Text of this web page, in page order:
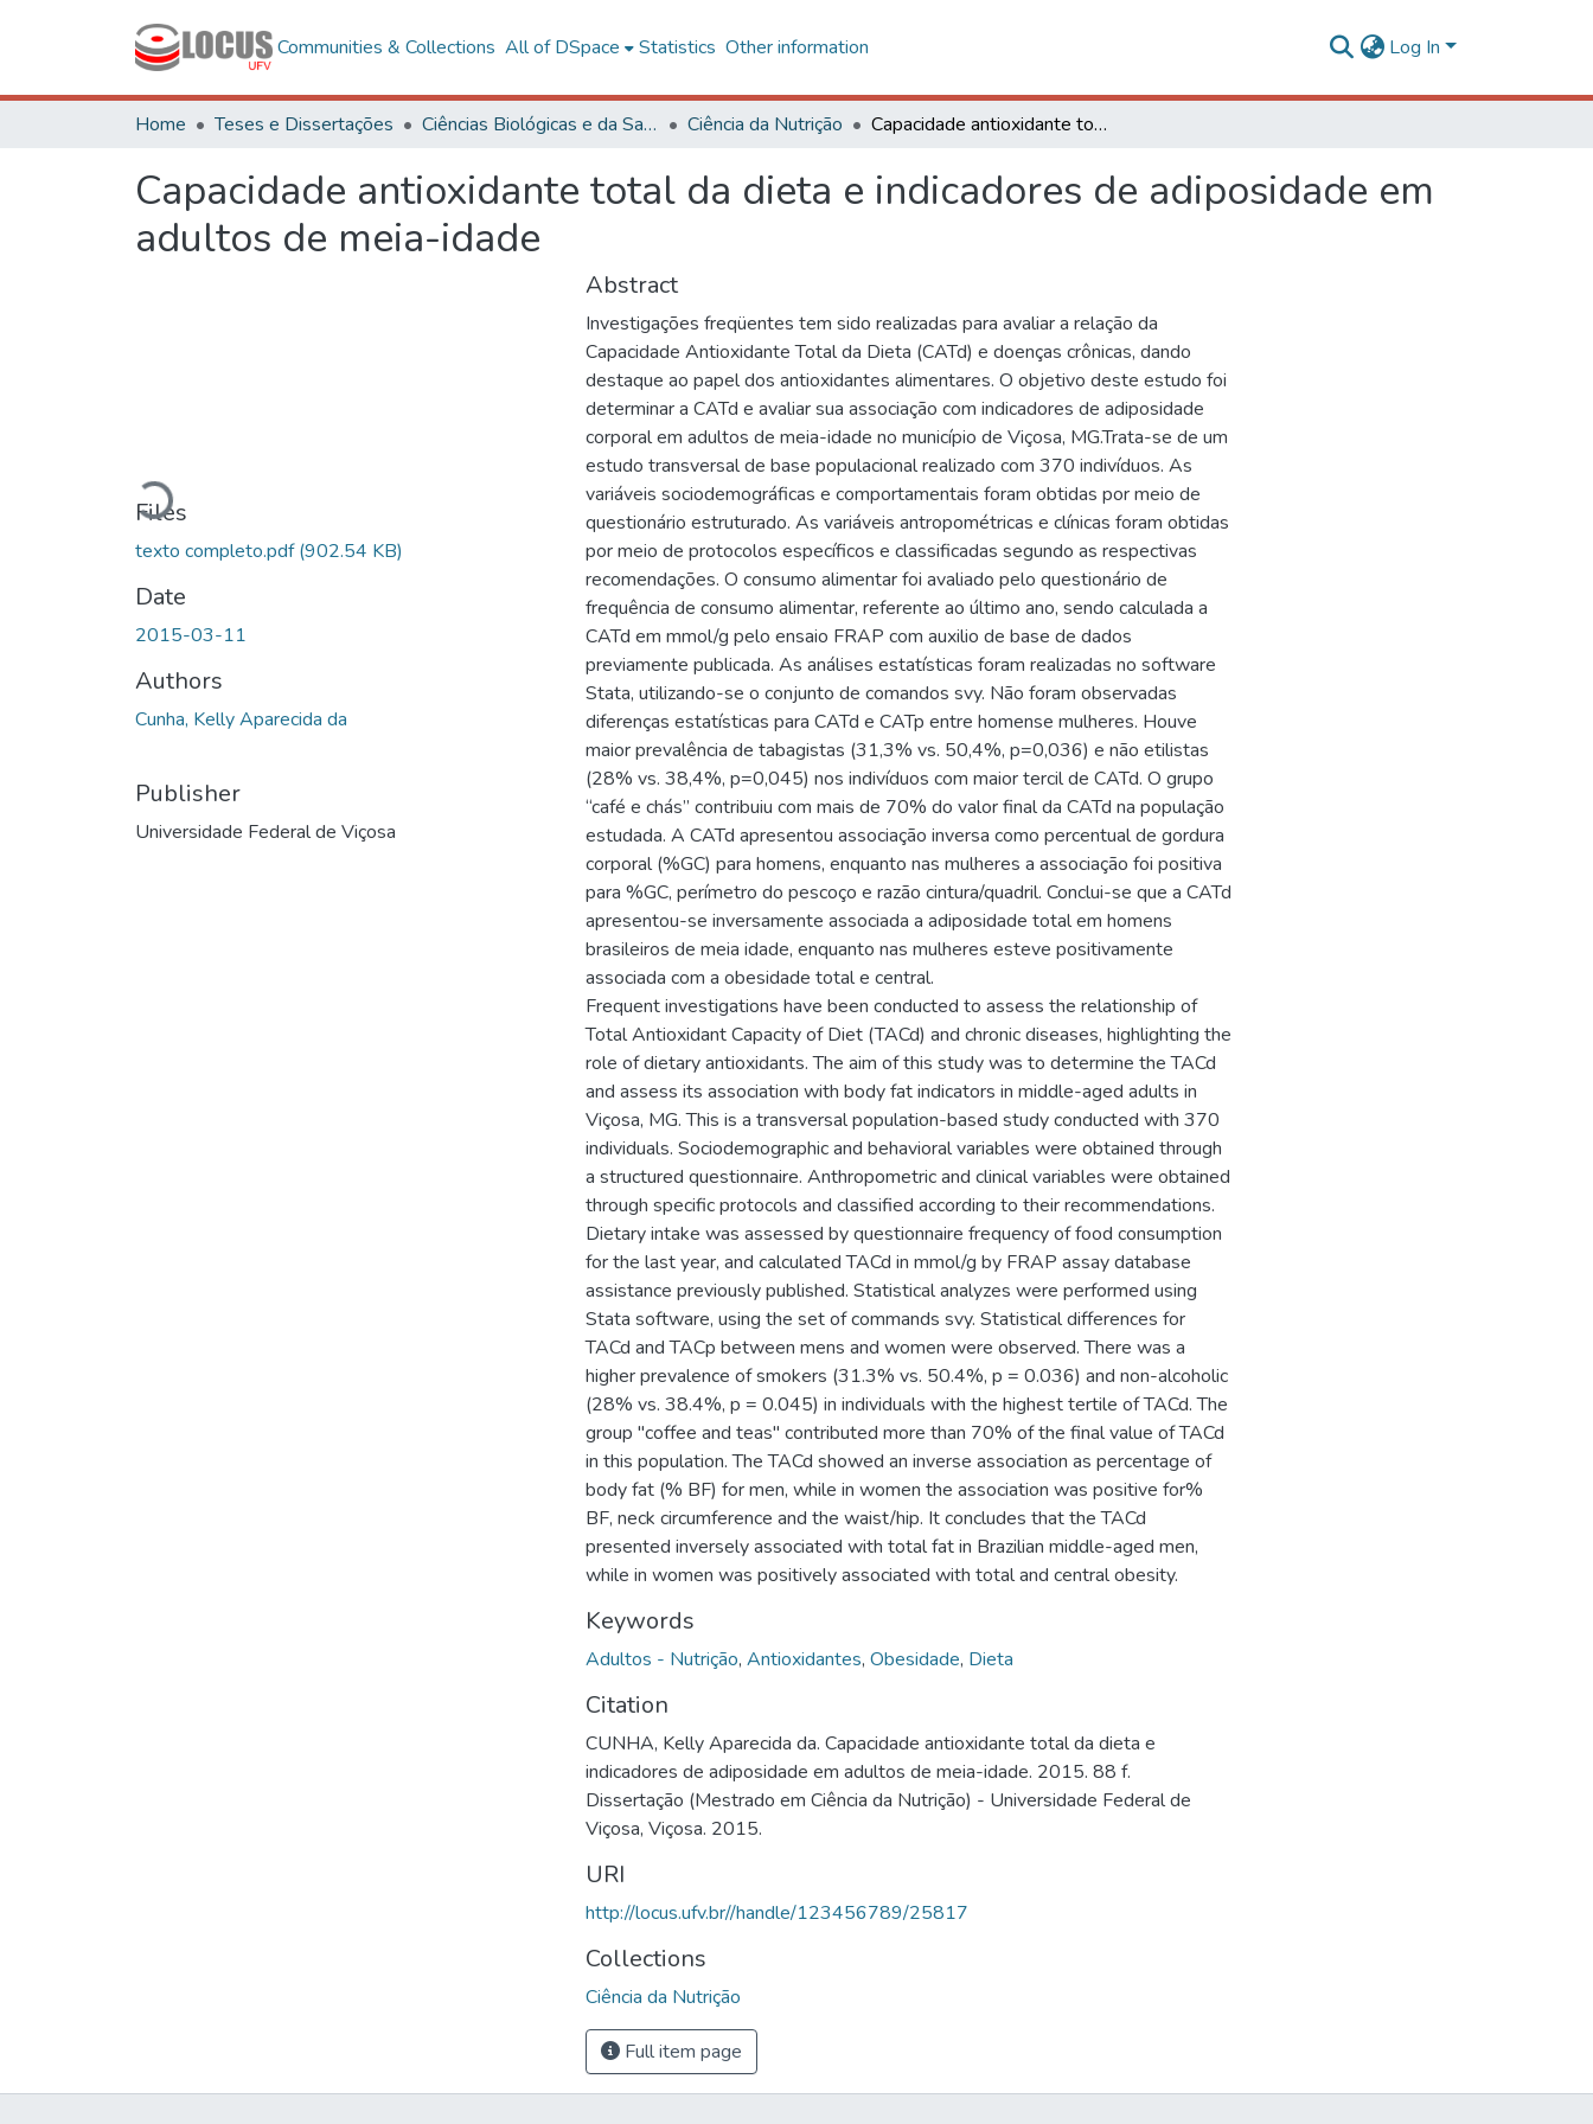
Communities & Collections All of DSpace Statistics Other information Log In
Home Teses e Dissertações Ciências Biológicas e da Saúde Ciência da Nutrição Capacidade antioxidante total da dieta e indicadores de adiposidade em adultos de meia-idade
Capacidade antioxidante total da dieta e indicadores de adiposidade em
adultos de meia-idade
Loading...
Files
texto completo.pdf(902.54 KB)
Date
2015-03-11
Authors
Cunha, Kelly Aparecida da
Publisher
Universidade Federal de Viçosa
Abstract
Investigações freqüentes tem sido realizadas para avaliar a relação da
Capacidade Antioxidante Total da Dieta (CATd) e doenças crônicas, dando
destaque ao papel dos antioxidantes alimentares. O objetivo deste estudo foi
determinar a CATd e avaliar sua associação com indicadores de adiposidade
corporal em adultos de meia-idade no município de Viçosa, MG.Trata-se de um
estudo transversal de base populacional realizado com 370 indivíduos. As
variáveis sociodemográficas e comportamentais foram obtidas por meio de
questionário estruturado. As variáveis antropométricas e clínicas foram obtidas
por meio de protocolos específicos e classificadas segundo as respectivas
recomendações. O consumo alimentar foi avaliado pelo questionário de
frequência de consumo alimentar, referente ao último ano, sendo calculada a
CATd em mmol/g pelo ensaio FRAP com auxilio de base de dados
previamente publicada. As análises estatísticas foram realizadas no software
Stata, utilizando-se o conjunto de comandos svy. Não foram observadas
diferenças estatísticas para CATd e CATp entre homense mulheres. Houve
maior prevalência de tabagistas (31,3% vs. 50,4%, p=0,036) e não etilistas
(28% vs. 38,4%, p=0,045) nos indivíduos com maior tercil de CATd. O grupo
“café e chás” contribuiu com mais de 70% do valor final da CATd na população
estudada. A CATd apresentou associação inversa como percentual de gordura
corporal (%GC) para homens, enquanto nas mulheres a associação foi positiva
para %GC, perímetro do pescoço e razão cintura/quadril. Conclui-se que a CATd
apresentou-se inversamente associada a adiposidade total em homens
brasileiros de meia idade, enquanto nas mulheres esteve positivamente
associada com a obesidade total e central.
Frequent investigations have been conducted to assess the relationship of
Total Antioxidant Capacity of Diet (TACd) and chronic diseases, highlighting the
role of dietary antioxidants. The aim of this study was to determine the TACd
and assess its association with body fat indicators in middle-aged adults in
Viçosa, MG. This is a transversal population-based study conducted with 370
individuals. Sociodemographic and behavioral variables were obtained through
a structured questionnaire. Anthropometric and clinical variables were obtained
through specific protocols and classified according to their recommendations.
Dietary intake was assessed by questionnaire frequency of food consumption
for the last year, and calculated TACd in mmol/g by FRAP assay database
assistance previously published. Statistical analyzes were performed using
Stata software, using the set of commands svy. Statistical differences for
TACd and TACp between mens and women were observed. There was a
higher prevalence of smokers (31.3% vs. 50.4%, p = 0.036) and non-alcoholic
(28% vs. 38.4%, p = 0.045) in individuals with the highest tertile of TACd. The
group "coffee and teas" contributed more than 70% of the final value of TACd
in this population. The TACd showed an inverse association as percentage of
body fat (% BF) for men, while in women the association was positive for%
BF, neck circumference and the waist/hip. It concludes that the TACd
presented inversely associated with total fat in Brazilian middle-aged men,
while in women was positively associated with total and central obesity.
Keywords
Adultos - Nutrição, Antioxidantes, Obesidade, Dieta
Citation
CUNHA, Kelly Aparecida da. Capacidade antioxidante total da dieta e
indicadores de adiposidade em adultos de meia-idade. 2015. 88 f.
Dissertação (Mestrado em Ciência da Nutrição) - Universidade Federal de
Viçosa, Viçosa. 2015.
URI
http://locus.ufv.br//handle/123456789/25817
Collections
Ciência da Nutrição
Full item page